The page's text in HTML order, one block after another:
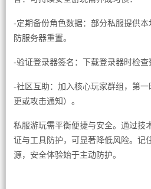
-定期备份角色数据：部分私服提供
防服务器重置。
-验证登录器签名：下载登录器时检查
-社区互助：加入核心玩家群组，第
更或攻击通知）。
私服游玩需平衡便捷与安全。通过技
证与工具防护，可显著降低风险。记
源，安全体验始于主动防护。